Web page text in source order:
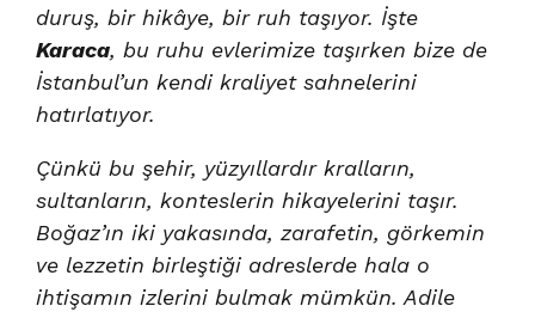
duruş, bir hikâye, bir ruh taşıyor. İşte
Karaca, bu ruhu evlerimize taşırken bize de
İstanbul’un kendi kraliyet sahnelerini
hatırlatıyor.
Çünkü bu şehir, yüzyıllardır kralların,
sultanların, konteslerin hikayelerini taşır.
Boğaz’ın iki yakasında, zarafetin, görkemin
ve lezzetin birleştiği adreslerde hala o
ihtişamın izlerini bulmak mümkün. Adile